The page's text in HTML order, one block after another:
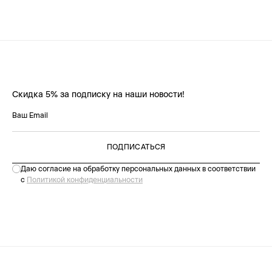
Скидка 5% за подписку на наши новости!
ПОДПИСАТЬСЯ
Даю согласие на обработку персональных данных в соответствии
с Политикой конфиденциальности